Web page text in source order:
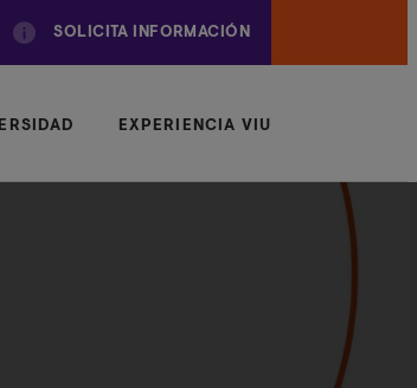
SOLICITA INFORMACIÓN
EXPERIENCIA VIU